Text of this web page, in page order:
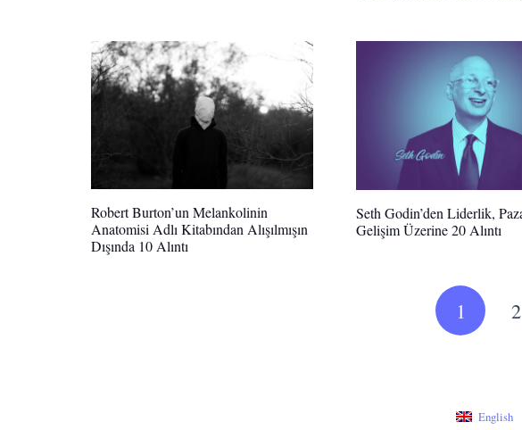
Robert Burton’un Melankolinin
Anatomisi Adlı Kitabından Alışılmışın
Dışında 10 Alıntı
Seth Godin’den Liderlik,
Gelişim Üzerine 20 Alıntı
1 2
English